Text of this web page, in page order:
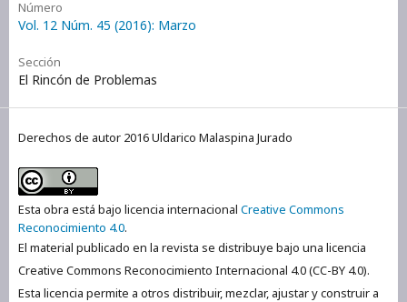
Número
Vol. 12 Núm. 45 (2016): Marzo
Sección
El Rincón de Problemas
Derechos de autor 2016 Uldarico Malaspina Jurado
Esta obra está bajo licencia internacional Creative Commons
Reconocimiento 4.0.
El material publicado en la revista se distribuye bajo una licencia
Creative Commons Reconocimiento Internacional 4.0 (CC-BY 4.0).
Esta licencia permite a otros distribuir, mezclar, ajustar y construir a